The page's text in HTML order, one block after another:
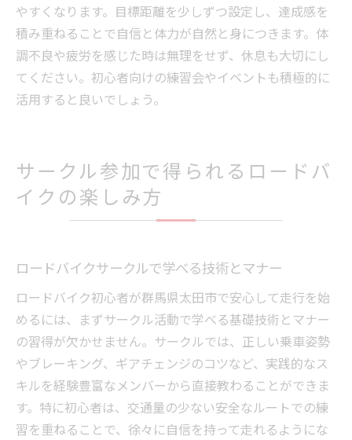
やすくなります。目標距離を少しずつ設定し、達成感を
積み重ねることで自信と体力が自然と身につきます。体
調不良や疲労を感じた時は無理をせず、休息も大切にし
てください。初心者向けの練習会やイベントも積極的に
活用すると良いでしょう。
サークル参加で得られるロードバ
イクの楽しみ方
ロードバイクサークルで学べる技術とマナー
ロードバイク初心者が群馬県太田市で安心して走行を始
めるには、まずサークル活動で学べる基礎技術とマナー
の習得が欠かせません。サークルでは、正しい乗車姿勢
やブレーキング、ギアチェンジのコツなど、実践的なス
キルを経験豊富なメンバーから直接教わることができま
す。特に初心者は、交通量の少ない安全なルートでの練
習を重ねることで、徐々に自信を持って走れるようにな